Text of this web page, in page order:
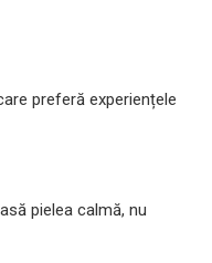
preferă experiențele
pielea calmă, nu